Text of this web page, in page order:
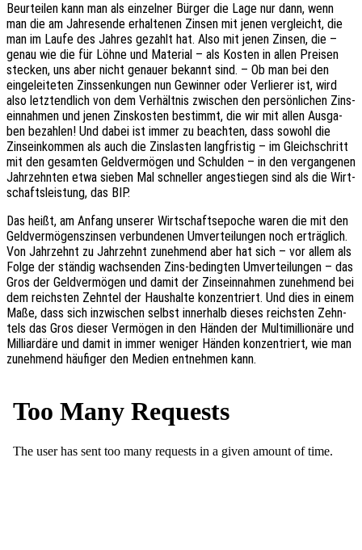
Beur­tei­len kann man als einzel­ner Bürger die Lage nur dann, wenn
man die am Jahres­en­de erhal­te­nen Zinsen mit jenen vergleicht, die
man im Laufe des Jahres gezahlt hat. Also mit jenen Zinsen, die –
genau wie die für Löhne und Mate­ri­al – als Kosten in allen Prei­sen
stecken, uns aber nicht genau­er bekannt sind. – Ob man bei den
einge­lei­te­ten Zins­sen­kun­gen nun Gewin­ner oder Verlie­rer ist, wird
also letzt­end­lich von dem Verhält­nis zwischen den persön­li­chen Zins­
ein­nah­men und jenen Zins­kos­ten bestimmt, die wir mit allen Ausga­
ben bezah­len! Und dabei ist immer zu beach­ten, dass sowohl die
Zins­ein­kom­men als auch die Zins­las­ten lang­fris­tig – im Gleich­schritt
mit den gesam­ten Geld­ver­mö­gen und Schul­den – in den vergan­ge­nen
Jahr­zehn­ten etwa sieben Mal schnel­ler ange­stie­gen sind als die Wirt­
schafts­leis­tung, das BIP.
Das heißt, am Anfang unse­rer Wirt­schafts­epo­che waren die mit den
Geld­ver­mö­gens­zin­sen verbun­de­nen Umver­tei­lun­gen noch erträg­lich.
Von Jahr­zehnt zu Jahr­zehnt zuneh­mend aber hat sich – vor allem als
Folge der stän­dig wach­sen­den Zins-beding­ten Umver­tei­lun­gen – das
Gros der Geld­ver­mö­gen und damit der Zins­ein­nah­men zuneh­mend bei
dem reichs­ten Zehn­tel der Haus­hal­te konzen­triert. Und dies in einem
Maße, dass sich inzwi­schen selbst inner­halb dieses reichs­ten Zehn­
tels das Gros dieser Vermö­gen in den Händen der Multi­mil­lio­nä­re und
Milli­ar­dä­re und damit in immer weni­ger Händen konzen­triert, wie man
zuneh­mend häufi­ger den Medien entneh­men kann.